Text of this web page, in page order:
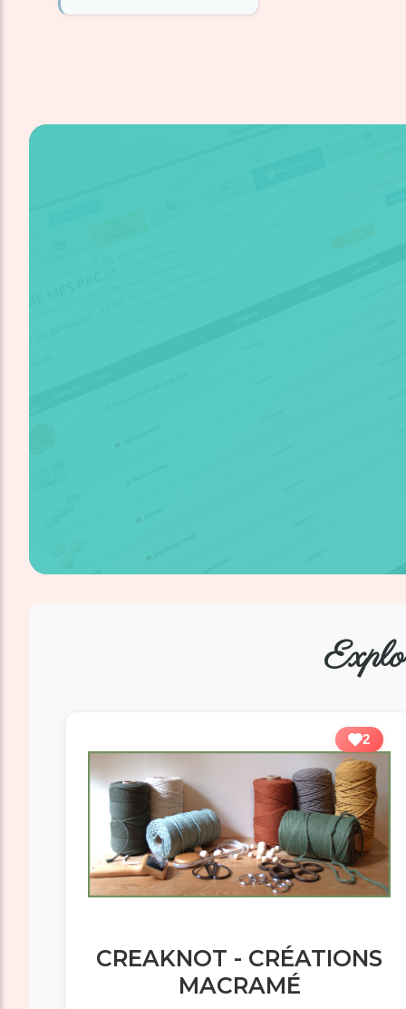
2
CREAKNOT - CRÉATIONS
MACRAMÉ